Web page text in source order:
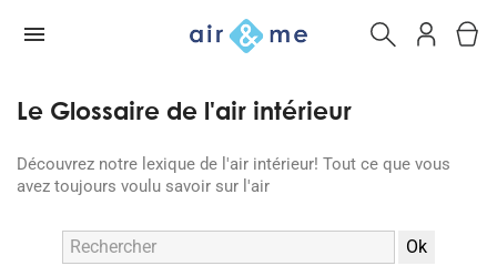
Le Glossaire de l'air intérieur
Découvrez notre lexique de l'air intérieur! Tout ce que vous
avez toujours voulu savoir sur l'air